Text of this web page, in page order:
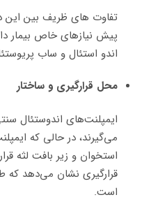
تفاوت های ظریف بین این
پیش نیازهای خاص بیمار
اندو استئال و ساب
محل قرارگیری و ساختار
ایمپلنت‌های اندوستئال
می‌گیرند، در حالی که
استخوان و زیر بافت لثه
قرارگیری نشان می‌دهد که
است.